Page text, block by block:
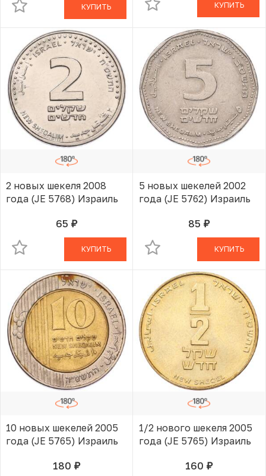
КУПИТЬ КУПИТЬ
2 новых шекеля 2008
года (JE 5768) Израиль
65 руб.В КОРЗИНЕ
КУПИТЬ
5 новых шекелей 2002
года (JE 5762) Израиль
85 руб.В КОРЗИНЕ
КУПИТЬ
10 новых шекелей 2005
года (JE 5765) Израиль
180 руб.В КОРЗИНЕ
1/2 нового шекеля 2005
года (JE 5765) Израиль
160 руб.В КОРЗИНЕ